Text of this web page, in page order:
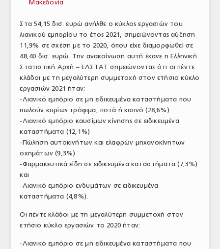
ΥΠΗΡΕΣΙΕΣ
ΕΜΠΟΡΙΚΟΙ ΑΝΤΙΠΡΟΣΩΠΟΙ
ΝΟΜΟΘΕΣΙΑ
ΕΛΛΗΝΙΚΗ ΝΟΜΟΘΕΣΙΑ
ΕΥΡΩΠΑΪΚΗ ΝΟΜΟΘΕΣΙΑ
ΤΟ ΠΕΡΙΟΔΙΚΟ
Profile
ΣΥΝΕΔΡΙΟ ΚΡΕΑΤΟΣ
Μακεδονία
Στα 54,15 δισ. ευρώ ανήλθε ο κύκλος εργασιών του
λιανικού εμπορίου το έτος 2021, σημειώνοντας αύξηση
11,9% σε σχέση με το 2020, όπου είχε διαμορφωθεί σε
48,40 δισ. ευρώ. Την ανακοίνωση αυτή έκανε η Ελληνική
Στατιστική Αρχή – ΕΛΣΤΑΤ σημειώνοντας ότι οι πέντε
κλάδοι με τη μεγαλύτερη συμμετοχή στον ετήσιο κύκλο
εργασιών 2021 ήταν:
-Λιανικό εμπόριο σε μη ειδικευμένα καταστήματα που
πωλούν κυρίως τρόφιμα, ποτά ή καπνό (28,6%)
-Λιανικό εμπόριο καυσίμων κίνησης σε ειδικευμένα
καταστήματα (12,1%)
-Πώληση αυτοκινήτων και ελαφρών μηχανοκίνητων
οχημάτων (9,3%)
-Φαρμακευτικά είδη σε ειδικευμένα καταστήματα (7,3%)
και
-Λιανικό εμπόριο ενδυμάτων σε ειδικευμένα
καταστήματα (4,8%).
Οι πέντε κλάδοι με τη μεγαλύτερη συμμετοχή στον
ετήσιο κύκλο εργασιών το 2020 ήταν:
-Λιανικό εμπόριο σε μη ειδικευμένα καταστήματα που